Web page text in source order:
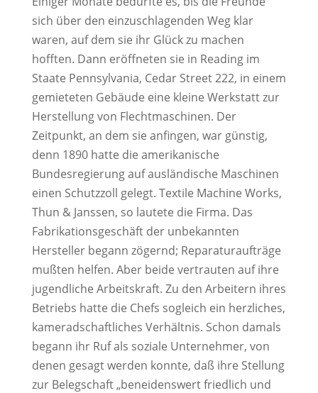
sich über den einzuschlagenden Weg klar
waren, auf dem sie ihr Glück zu machen
hofften. Dann eröffneten sie in Reading im
Staate Pennsylvania, Cedar Street 222, in einem
gemieteten Gebäude eine kleine Werkstatt zur
Herstellung von Flechtmaschinen. Der
Zeitpunkt, an dem sie anfingen, war günstig,
denn 1890 hatte die amerikanische
Bundesregierung auf ausländische Maschinen
einen Schutzzoll gelegt. Textile Machine Works,
Thun & Janssen, so lautete die Firma. Das
Fabrikationsgeschäft der unbekannten
Hersteller begann zögernd; Reparaturaufträge
mußten helfen. Aber beide vertrauten auf ihre
jugendliche Arbeitskraft. Zu den Arbeitern ihres
Betriebs hatte die Chefs sogleich ein herzliches,
kameradschaftliches Verhältnis. Schon damals
begann ihr Ruf als soziale Unternehmer, von
denen gesagt werden konnte, daß ihre Stellung
zur Belegschaft „beneidenswert friedlich und